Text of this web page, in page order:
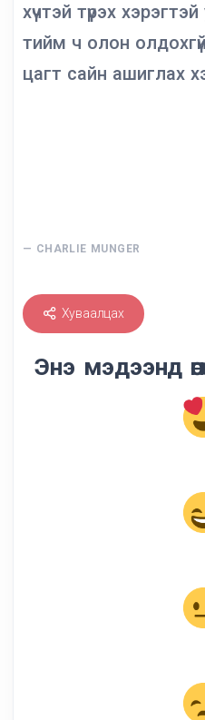
хүчтэй түрэх
тийм ч олон
цагт сайн ашиглах
CHARLIE MUNGER
Хуваалцах
Энэ мэдээнд